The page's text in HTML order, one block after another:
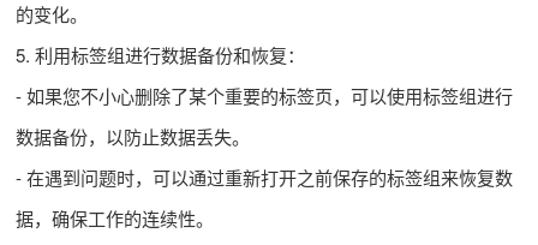
的变化。
5. 利用标签组进行数据备份和恢复：
- 如果您不小心删除了某个重要的标签页，可以使用标签组进行
数据备份，以防止数据丢失。
- 在遇到问题时，可以通过重新打开之前保存的标签组来恢复数
据，确保工作的连续性。